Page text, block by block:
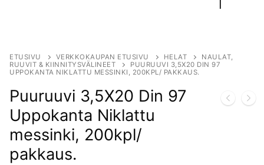
ETUSIVU VERKKOKAUPAN ETUSIVU HELAT
NAULAT,
RUUVIT & KIINNITYSVÄLINEET
PUURUUVI 3,5X20 DIN 97
UPPOKANTA NIKLATTU MESSINKI, 200KPL/ PAKKAUS.
Puuruuvi 3,5X20 Din 97
Uppokanta Niklattu
messinki, 200kpl/
pakkaus.